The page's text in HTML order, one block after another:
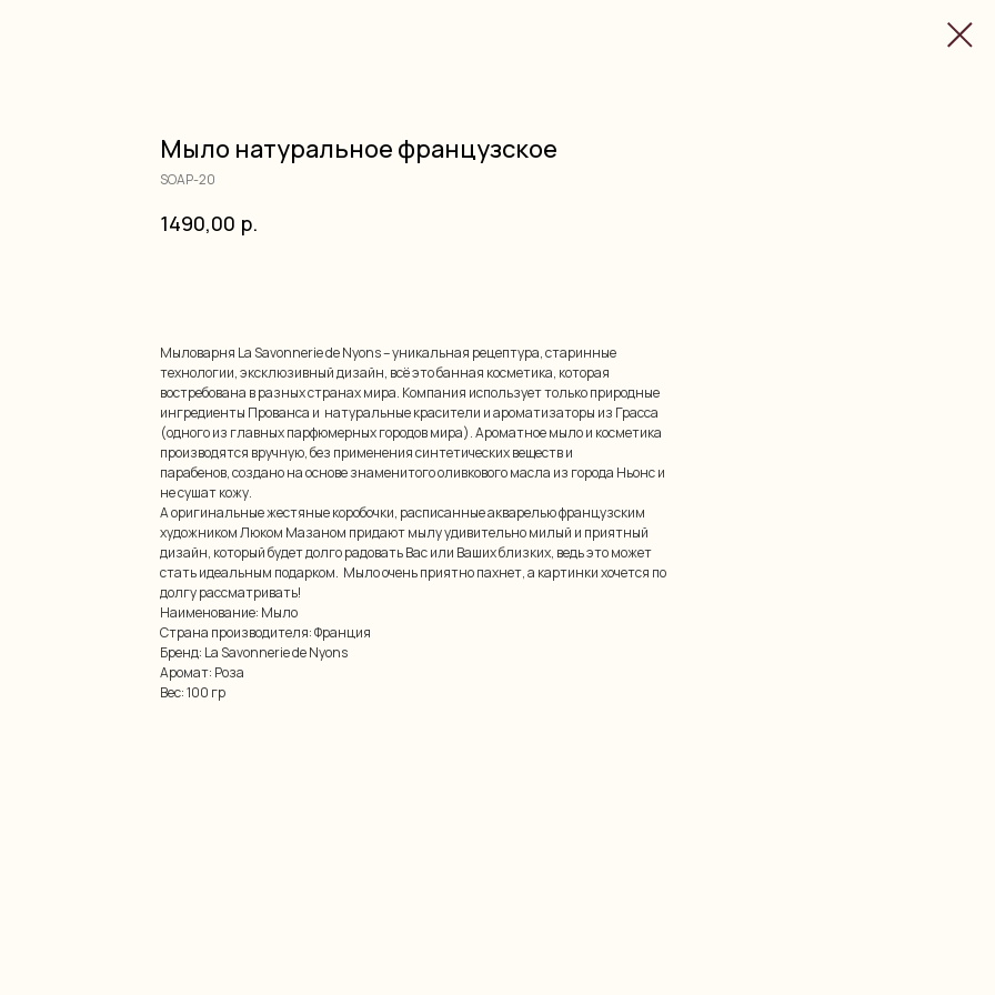
Мыло натуральное французское
SOAP-20
1490,00 р.
Мыловарня La Savonnerie de Nyons – уникальная рецептура, старинные
технологии, эксклюзивный дизайн, всё это банная косметика, которая
востребована в разных странах мира. Компания использует только природные
ингредиенты Прованса и натуральные красители и ароматизаторы из Грасса
(одного из главных парфюмерных городов мира). Ароматное мыло и косметика
производятся вручную, без применения синтетических веществ и
парабенов, создано на основе знаменитого оливкового масла из города Ньонс и
не сушат кожу.
А оригинальные жестяные коробочки, расписанные акварелью французским
художником Люком Мазаном придают мылу удивительно милый и приятный
дизайн, который будет долго радовать Вас или Ваших близких, ведь это может
стать идеальным подарком. Мыло очень приятно пахнет, а картинки хочется по
долгу рассматривать!
Наименование: Мыло
Страна производителя: Франция
Бренд: La Savonnerie de Nyons
Аромат: Роза
Вес: 100 гр